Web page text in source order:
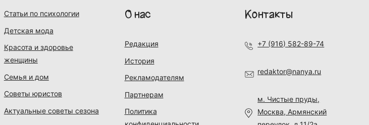
Статьи по психологии
Детская мода
Красота и здоровье
женщины
Семья и дом
Советы юристов
Актуальные советы сезона
О нас
Редакция
История
Рекламодателям
Партнерам
Политика
Контакты
+7 (916) 582-89-74
redaktor@nanya.ru
м. Чистые пруды,
Москва, Армянский